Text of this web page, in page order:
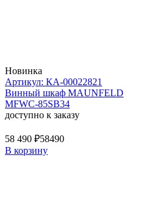
Новинка
Артикул: КА-00022821
Винный шкаф MAUNFELD
MFWC-85SB34
доступно к заказу
58 490 ₽58490
В корзину